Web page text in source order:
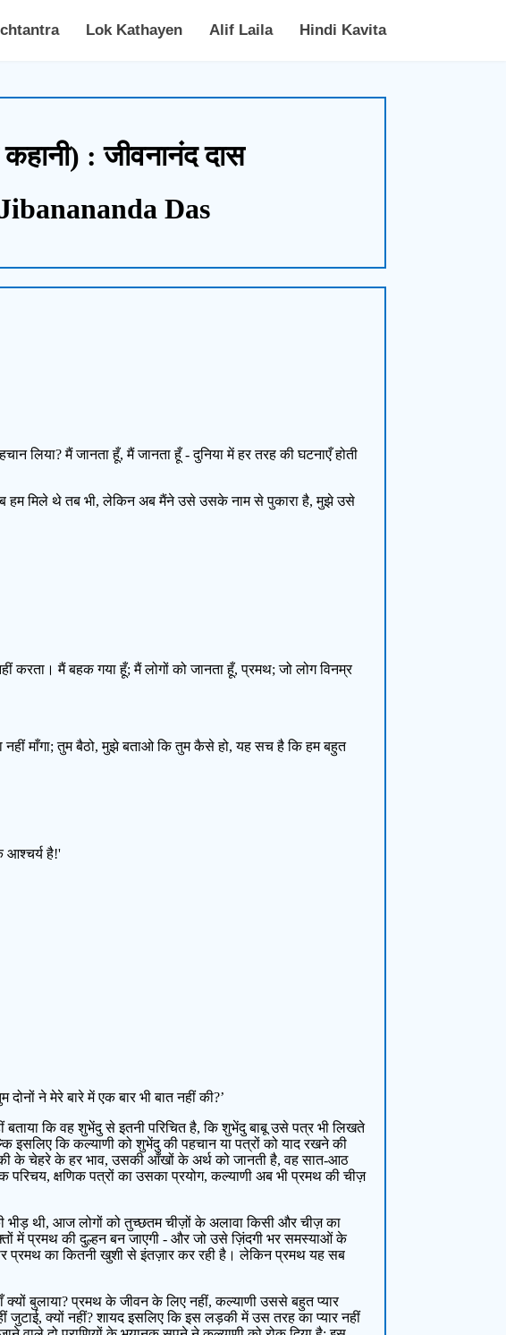
Lok Kathayen Alif Laila Hindi Kavita
कहानी) : जीवनानंद दास
Das
लिया? मैं जानता हूँ, मैं जानता हूँ - दुनिया में हर तरह की घटनाएँ होती
हम मिले थे तब भी, लेकिन अब मैंने उसे उसके नाम से पुकारा है, मुझे उसे
करता। मैं बहक गया हूँ; मैं लोगों को जानता हूँ, प्रमथ; जो लोग विनम्र
नहीं माँगा; तुम बैठो, मुझे बताओ कि तुम कैसे हो, यह सच है कि हम बहुत
आश्चर्य है!'
ने मेरे बारे में एक बार भी बात नहीं की?’
कि वह शुभेंदु से इतनी परिचित है, कि शुभेंदु बाबू उसे पत्र भी लिखते
इसलिए कि कल्याणी को शुभेंदु की पहचान या पत्रों को याद रखने की
के चेहरे के हर भाव, उसकी आँखों के अर्थ को जानती है, वह सात-आठ
क्षणिक पत्रों का उसका प्रयोग, कल्याणी अब भी प्रमथ की चीज़
भीड़ थी, आज लोगों को तुच्छतम चीज़ों के अलावा किसी और चीज़ का
में प्रमथ की दुल्हन बन जाएगी - और जो उसे ज़िंदगी भर समस्याओं के
प्रमथ का कितनी खुशी से इंतज़ार कर रही है। लेकिन प्रमथ यह सब
बुलाया? प्रमथ के जीवन के लिए नहीं, कल्याणी उससे बहुत प्यार
जुटाई, क्यों नहीं? शायद इसलिए कि इस लड़की में उस तरह का प्यार नहीं